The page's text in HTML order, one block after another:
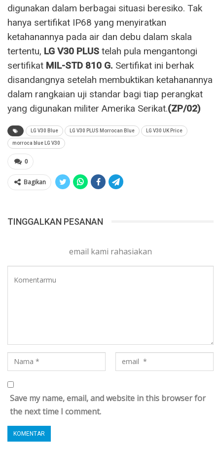
digunakan dalam berbagai situasi beresiko. Tak
hanya sertifikat IP68 yang menyiratkan
ketahanannya pada air dan debu dalam skala
tertentu, LG V30 PLUS telah pula mengantongi
sertifikat MIL-STD 810 G. Sertifikat ini berhak
disandangnya setelah membuktikan ketahanannya
dalam rangkaian uji standar bagi tiap perangkat
yang digunakan militer Amerika Serikat.(ZP/02)
LG V30 Blue LG V30 PLUS Morrocan Blue LG V30 UK Price
morroca blue LG V30
0
Bagikan
TINGGALKAN PESANAN
email kami rahasiakan
Save my name, email, and website in this browser for
the next time I comment.